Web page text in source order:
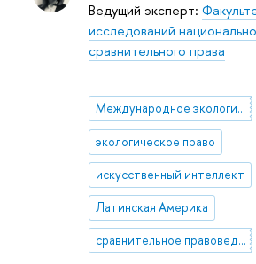
Ведущий эксперт:
исследований
сравнительного права
Международное экологическое право
экологическое право
искусственный интеллект
Латинская Америка
сравнительное правоведение